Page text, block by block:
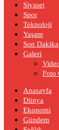
Siyaset
Spor
Teknoloji
Yaşam
Son Dakika
Galeri
Foto
Anasayfa
Dünya
Ekonomi
Gündem